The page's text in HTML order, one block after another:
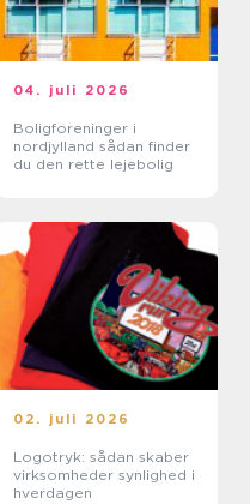
04. juli 2026
Boligforeninger i
nordjylland sådan finder
du den rette lejebolig
02. juli 2026
Logotryk: sådan skaber
virksomheder synlighed i
hverdagen